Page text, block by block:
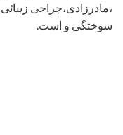
،مادرزادی،جراحی
سوختگی و است.